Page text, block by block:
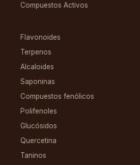
Compuestos Activos
Flavonoides
Terpenos
Alcaloides
Saponinas
Compuestos fenólicos
Polifenoles
Glucósidos
Quercetina
Taninos